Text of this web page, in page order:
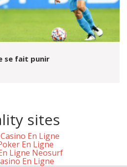
se fait punir
sites
En Ligne
En Ligne
Ligne Neosurf
En Ligne